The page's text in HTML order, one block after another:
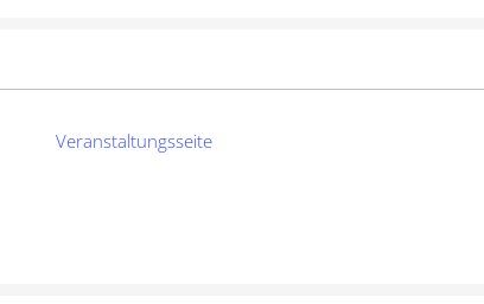
Veranstaltungsseite